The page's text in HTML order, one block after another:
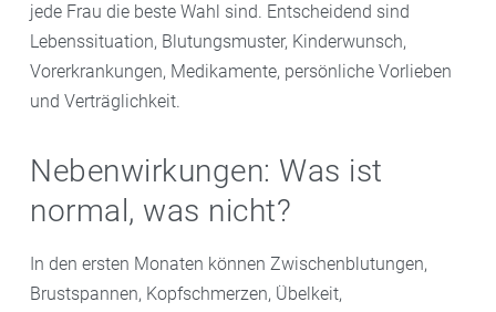
jede Frau die beste Wahl sind. Entscheidend sind
Lebenssituation, Blutungsmuster, Kinderwunsch,
Vorerkrankungen, Medikamente, persönliche Vorlieben
und Verträglichkeit.
Nebenwirkungen: Was ist
normal, was nicht?
In den ersten Monaten können Zwischenblutungen,
Brustspannen, Kopfschmerzen, Übelkeit,